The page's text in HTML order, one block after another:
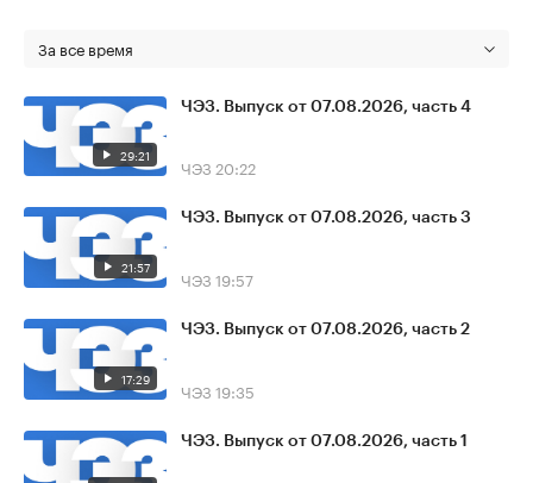
За все время
29:21
ЧЭЗ. Выпуск от 07.08.2026, часть 4
ЧЭЗ 20:22
21:57
ЧЭЗ. Выпуск от 07.08.2026, часть 3
ЧЭЗ 19:57
17:29
ЧЭЗ. Выпуск от 07.08.2026, часть 2
ЧЭЗ 19:35
ЧЭЗ. Выпуск от 07.08.2026, часть 1